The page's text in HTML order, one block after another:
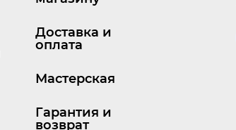
Доставка и
оплата
Мастерская
Гарантия и
возврат